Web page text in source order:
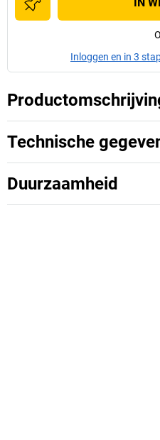
Inloggen en in 3
Technische
Duurzaamheid